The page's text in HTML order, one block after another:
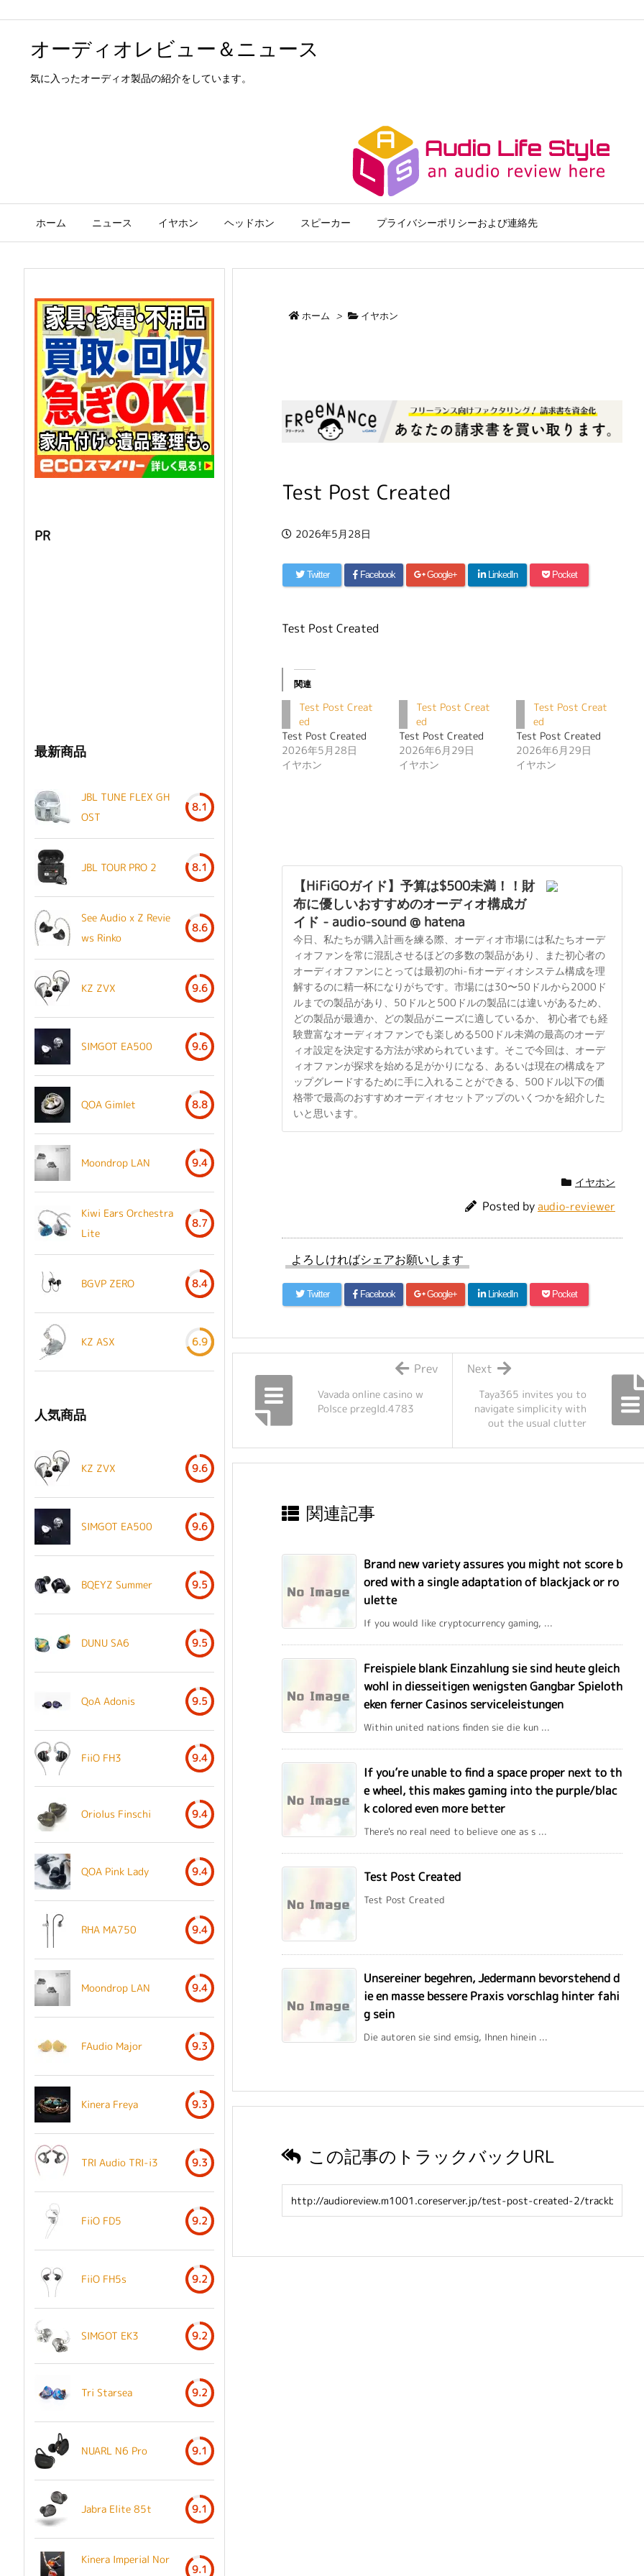
オーディオレビュー＆ニュース
気に入ったオーディオ製品の紹介をしています。
ホーム ニュース イヤホン ヘッドホン スピーカー プライバシーポリシーおよび連絡先
ホーム > イヤホン
Test Post Created
2026年5月28日
Twitter Facebook Google+ LinkedIn Pocket
Test Post Created
関連
Test Post Creat
ed
Test Post Created
2026年5月28日
イヤホン
Test Post Creat
ed
Test Post Created
2026年6月29日
イヤホン
Test Post Creat
ed
Test Post Created
2026年6月29日
イヤホン
【HiFiGOガイド】予算は$500未満！！財
布に優しいおすすめのオーディオ構成ガ
イド - audio-sound @ hatena
今日、私たちが購入計画を練る際、オーディオ市場には私たちオーデ
ィオファンを常に混乱させるほどの多数の製品があり、また初心者の
オーディオファンにとっては最初のhi-fiオーディオシステム構成を理
解するのに精一杯になりがちです。市場には30〜50ドルから2000ド
ルまでの製品があり、50ドルと500ドルの製品には違いがあるため、
どの製品が最適か、どの製品がニーズに適しているか、 初心者でも経
験豊富なオーディオファンでも楽しめる500ドル未満の最高のオーデ
ィオ設定を決定する方法が求められています。そこで今回は、オーデ
ィオファンが探求を始める足がかりになる、あるいは現在の構成をア
ップグレードするために手に入れることができる、500ドル以下の価
格帯で最高のおすすめオーディオセットアップのいくつかを紹介した
いと思います。
イヤホン
Posted byaudio-reviewer
よろしければシェアお願いします
Twitter Facebook Google+ LinkedIn Pocket
Taya365 invites you to
navigate simplicity with
out the usual clutter
Next
Vavada online casino w
Polsce przegld.4783
Prev
関連記事
Brand new variety assures you might not score b
ored with a single adaptation of blackjack or ro
ulette
If you would like cryptocurrency gaming, ...
Freispiele blank Einzahlung sie sind heute gleich
wohl in diesseitigen wenigsten Gangbar Spieloth
eken ferner Casinos serviceleistungen
Within united nations finden sie die kun ...
If you’re unable to find a space proper next to th
e wheel, this makes gaming into the purple/blac
k colored even more better
There's no real need to believe one as s ...
Test Post Created
Test Post Created
Unsereiner begehren, Jedermann bevorstehend d
ie en masse bessere Praxis vorschlag hinter fahi
g sein
Die autoren sie sind emsig, Ihnen hinein ...
この記事のトラックバックURL
PR
最新商品
JBL TUNE FLEX GH
OST
8.1
JBL TOUR PRO 2 8.1
See Audio x Z Revie
ws Rinko
8.6
KZ ZVX 9.6
SIMGOT EA500 9.6
QOA Gimlet 8.8
Moondrop LAN 9.4
Kiwi Ears Orchestra
Lite
8.7
BGVP ZERO 8.4
KZ ASX 6.9
人気商品
KZ ZVX 9.6
SIMGOT EA500 9.6
BQEYZ Summer 9.5
DUNU SA6 9.5
QoA Adonis 9.5
FiiO FH3 9.4
Oriolus Finschi 9.4
QOA Pink Lady 9.4
RHA MA750 9.4
Moondrop LAN 9.4
FAudio Major 9.3
Kinera Freya 9.3
TRI Audio TRI-i3 9.3
FiiO FD5 9.2
FiiO FH5s 9.2
SIMGOT EK3 9.2
Tri Starsea 9.2
NUARL N6 Pro 9.1
Jabra Elite 85t 9.1
Kinera Imperial Nor
9.1